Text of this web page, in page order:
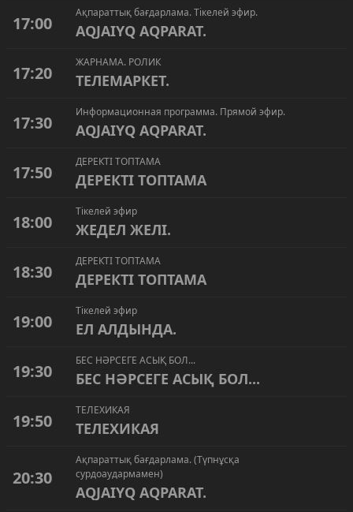
17:00
Ақпараттық бағдарлама. Тікелей эфир.
AQJAIYQ AQPARAT.
17:20
ЖАРНАМА. РОЛИК
ТЕЛЕМАРКЕТ.
17:30
Информационная программа. Прямой эфир.
AQJAIYQ AQPARAT.
17:50
ДЕРЕКТІ ТОПТАМА
ДЕРЕКТІ ТОПТАМА
18:00
Тікелей эфир
ЖЕДЕЛ ЖЕЛІ.
18:30
ДЕРЕКТІ ТОПТАМА
ДЕРЕКТІ ТОПТАМА
19:00
Тікелей эфир
ЕЛ АЛДЫНДА.
19:30
БЕС НӘРСЕГЕ АСЫҚ БОЛ...
БЕС НӘРСЕГЕ АСЫҚ БОЛ...
19:50
ТЕЛЕХИКАЯ
ТЕЛЕХИКАЯ
20:30
Ақпараттық бағдарлама. (Түпнұсқа
сурдоаудармамен)
AQJAIYQ AQPARAT.